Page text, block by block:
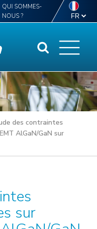
QUI SOMMES-
NOUS ?
des contraintes
AlGaN/GaN sur
sur